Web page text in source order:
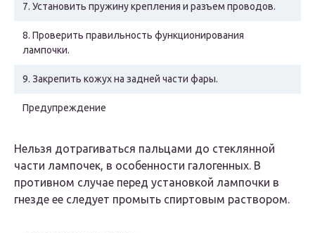
7. Установить пружину крепления и разъем проводов.
8. Проверить правильность функционирования
лампочки.
9. Закрепить кожух на задней части фары.
Предупреждение
Нельзя дотрагиваться пальцами до стеклянной
части лампочек, в особенности галогенных. В
противном случае перед установкой лампочки в
гнезде ее следует промыть спиртовым раствором.